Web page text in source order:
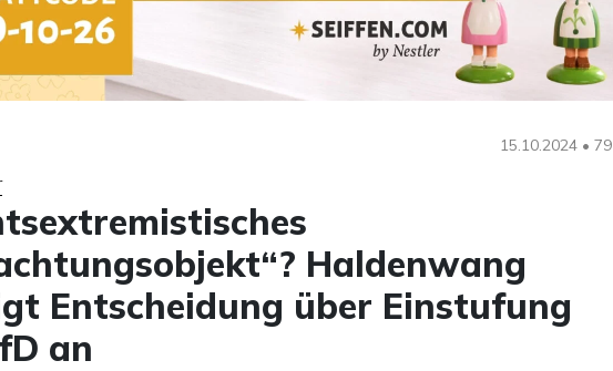
15.10.2024 • 79
Haldenwang
Entscheidung über Einstufung
an